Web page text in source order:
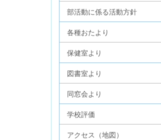
部活動に係る活動方針
各種おたより
保健室より
図書室より
同窓会より
学校評価
アクセス（地図）